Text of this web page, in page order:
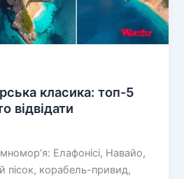
класика: топ-5
відвідати
Елафонісі, Навайо,
пісок, корабель-привид,